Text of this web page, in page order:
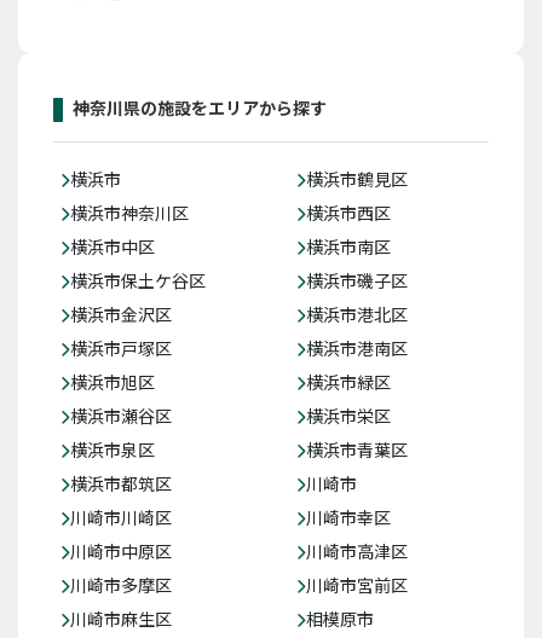
神奈川県の施設をエリアから探す
横浜市
横浜市鶴見区
横浜市神奈川区
横浜市西区
横浜市中区
横浜市南区
横浜市保土ケ谷区
横浜市磯子区
横浜市金沢区
横浜市港北区
横浜市戸塚区
横浜市港南区
横浜市旭区
横浜市緑区
横浜市瀬谷区
横浜市栄区
横浜市泉区
横浜市青葉区
横浜市都筑区
川崎市
川崎市川崎区
川崎市幸区
川崎市中原区
川崎市高津区
川崎市多摩区
川崎市宮前区
川崎市麻生区
相模原市